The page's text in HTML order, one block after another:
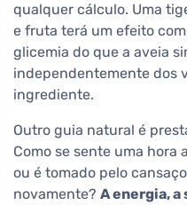
qualquer cálculo. Uma
e fruta terá um efeito
glicemia do que a aveia
independentemente dos
ingrediente.
Outro guia natural é
Como se sente uma hora
ou é tomado pelo
novamente? A energia,